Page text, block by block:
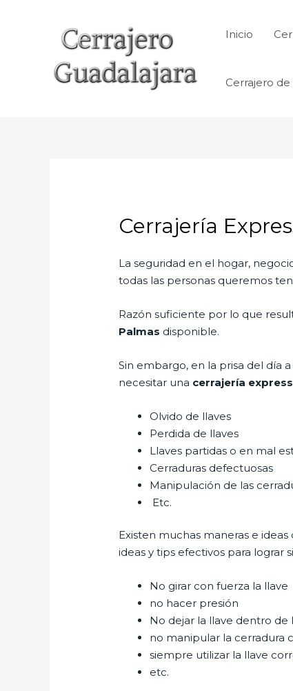
Inicio
Cerrajero
Cerrajería
La seguridad en el hogar,
todas las personas queremos
Razón suficiente por lo que
Palmas disponible.
Sin embargo, en la prisa del día
necesitar una cerrajería
Olvido de llaves
Perdida de llaves
Llaves partidas o en mal
Cerraduras defectuosas
Manipulación de las
Etc.
Existen muchas maneras e
ideas y tips efectivos para
No girar con fuerza la llave
no hacer presión
No dejar la llave dentro de
no manipular la cerradura
siempre utilizar la llave
etc.